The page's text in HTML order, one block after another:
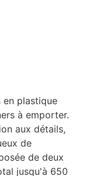
en plastique
à emporter.
aux détails,
de
de deux
jusqu'à 650